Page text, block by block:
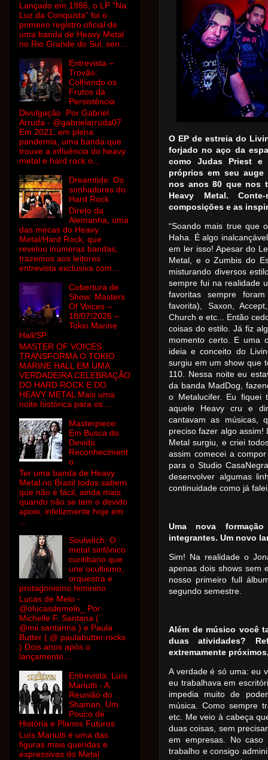
O EP de estreia do
forjado no aço da
como Judas Priest e
próprios em seu auge
nos anos 80 que nos
Heavy Metal.
composições e as
“Soando mais true que
Haha. É algo
em ler isso! Apesar do
Metal, e o Zumbis do
misturando diversos
sempre fui na realidade
favoritas sempre
favorita), Saxon,
Church e etc... Então
coisas do estilo. Já fiz
momento certo. E uma
ideia e conceito do
surgiu em um show que
110. Nessa noite eu
da banda MadDog,
o Metalucifer. Eu fiquei
aquele Heavy cru e
cantavam as músicas,
preciso fazer algo
Metal surgiu, e criei
assim comecei a
para o Studio
desenvolver algumas
continuidade como já
Uma nova
integrantes. Um novo
Sim! Na realidade o
apenas dois shows sem
nosso primeiro full
segundo semestre.
Além de músico você
duas atividades?
extremamente
A verdade é só uma: eu
eu trabalhava em
impedia muito de
música. Como sempre
etc. Me veio à cabeça
duas coisas, sem
em empresas. No
trabalho e consigo
Lançado em 1986, o LP "Na
Luz da Conquista" foi o
primeiro registro oficial de
uma banda de Heavy Metal
no Rio Grande do Sul, sen...
Entrevista –
Trovão:
Colhendo os
Frutos da
Persistência
Divulgação Por Gabriel
Arruda - @gabrielarruda07
Em 2021, em plena
pandemia, uma banda que
trouxe a influência do heavy
metal e hard rock o...
Dreamtide: Os
sonhadores do
Hard Rock
Direto da
Alemanha, uma
das mecas do Heavy
Metal/Hard Rock, que
revelou inúmeras bandas,
trazemos aos leitores
entrevista exclusiva com...
Cobertura de
Show: Masters
Of Voices –
18/07/2026 –
Tokio Marine
Hall/SP
MASTER OF VOICES
TRANSFORMA O TOKIO
MARINE HALL EM UMA
VERDADEIRA CELEBRAÇÃO
DO HARD ROCK E DO
HEAVY METAL Mais uma
noite histórica para os ...
Masterpiece:
Em Busca do
Devido
Reconheciment
o
Ter uma banda de Heavy
Metal no Brasil todos sabem
que não é fácil, ainda mais
quando não se tem o devido
apoio, infelizmente hoje em
Soulwitch: O
metal sinfônico
curitibano que
une ocultismo,
orquestra e
protagonismo feminino
Lucas de Melo -
@olucasdemelo_ Por
Michelle F. Santana (
@mii.santanna ) e Paula
Butter ( @ paulabutter.rocks
) Dois anos após o
lançamento...
Entrevista: Luís
Mariutti - A
Reunião do
Shaman, Um
Pouco de
História e Planos Futuros
Luís Mariutti é uma das
figuras mais queridas e
expressivas do Metal